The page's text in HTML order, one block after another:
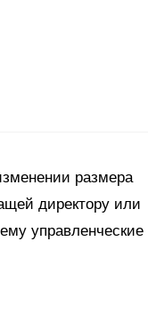
размера
директору или
управленческие